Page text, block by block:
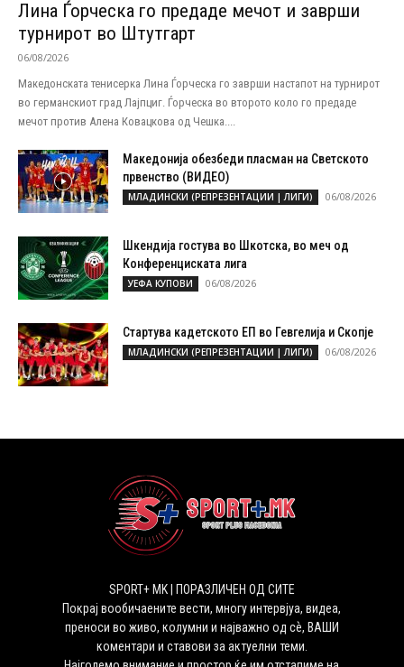
Лина Ѓорческа го предаде мечот и заврши
турнирот во Штутгарт
06/08/2026
Македонската тенисерка Лина Ѓорческа го заврши настапот на турнирот
во германскиот град Лајпциг. Ѓорческа во второто коло го предаде
мечот против Алена Ковацкова од Чешка....
Македонија обезбеди пласман на Светското
првенство (ВИДЕО)
МЛАДИНСКИ (РЕПРЕЗЕНТАЦИИ | ЛИГИ) 06/08/2026
Шкендија гостува во Шкотска, во меч од
Конференциската лига
УЕФА КУПОВИ 06/08/2026
Стартува кадетското ЕП во Гевгелија и Скопје
МЛАДИНСКИ (РЕПРЕЗЕНТАЦИИ | ЛИГИ) 06/08/2026
SPORT+ MK | ПОРАЗЛИЧЕН ОД СИТЕ
Покрај вообичаените вести, многу интервјуа, видеа,
преноси во живо, колумни и најважно од сѐ, ВАШИ
коментари и ставови за актуелни теми.